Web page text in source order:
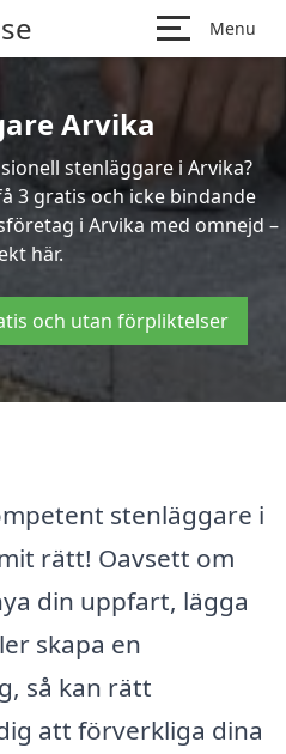
Menu
Arvika
stenläggare i Arvika?
3 gratis och icke bindande
i Arvika med omnejd –
här.
och utan förpliktelser
stenläggare i
rätt! Oavsett om
din uppfart, lägga
skapa en
så kan rätt
att förverkliga dina